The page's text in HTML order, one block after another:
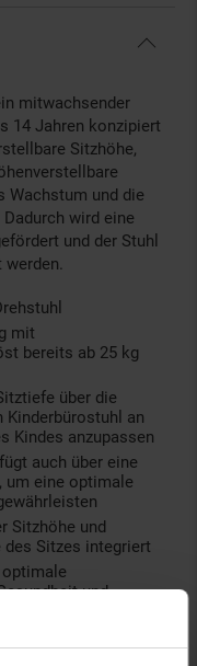
mitwachsender
14 Jahren konzipiert
Sitzhöhe,
Wachstum und die
wird eine
und der Stuhl
werden.
mit
bereits ab 25 kg
über die
Kinderbürostuhl an
Kindes anzupassen
auch über eine
um eine optimale
Sitzhöhe und
Sitzes integriert
und